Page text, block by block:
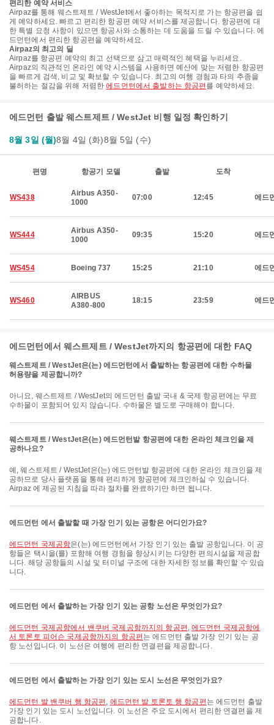
편리한 예약 서비스
Airpaz를 통해 웨스트제트 / WestJet에서 좋아하는 목적지로 가는 항공편을 쉽
게 예약하세요. 빠르고 편리한 항공편 예약 서비스를 제공합니다. 항공편에 대
한 특별 요청 사항이 있으면 항공사와 소통하는 데 도움을 드릴 수 있습니다. 에
드먼턴에서 편리한 항공편을 예약하세요.
Airpaz의 최고의 딜
Airpaz를 항공편 예약의 최고 선택으로 삼고 매력적인 혜택을 누리세요.
Airpaz의 직관적인 온라인 예약 시스템을 사용하면 예산에 맞는 저렴한 항공편
을 빠르게 검색, 비교 및 확보할 수 있습니다. 최고의 여행 경험과 타의 추종을
불허하는 절감을 위해 저렴한에드먼턴에서 출발하는 항공편 를 예약하세요.
에드먼턴 출발 웨스트제트 / WestJet 비행 일정 확인하기
8월 3일 (월)8월 4일 (화)8월 5일 (수)
편명 항공기 모델 출발 도착
WS438
Airbus A350-
1000
07:00 12:45 에드
WS444
Airbus A350-
1000
09:35 15:20 에드
WS454 Boeing 737 15:25 21:10 에드
WS460
AIRBUS
A380-800
18:15 23:59 에드
에드먼턴에서 웨스트제트 / WestJet까지의 항공편에 대한 FAQ
웨스트제트 / WestJet은(는) 에드먼턴에서 출발하는 항공편에 대한 수하물
허용량을 제공합니까?
아니요, 웨스트제트 / WestJet의 에드먼턴 출발 국내 & 국제 항공편에는 무료
수하물이 포함되어 있지 않습니다. 수하물은 별도로 구매해야 합니다.
웨스트제트 / WestJet은(는) 에드먼턴발 항공편에 대한 온라인 체크인을 제
공하나요?
예, 웨스트제트 / WestJet은(는) 에드먼턴발 항공편에 대한 온라인 체크인을 제
공하므로 당사 플랫폼을 통해 편리하게 항공편에 체크인하실 수 있습니다.
Airpaz 에 제공된 지침을 따라 절차를 완료하기만 하면 됩니다.
에드먼턴 에서 출발할 때 가장 인기 있는 공항은 어디인가요?
에드먼턴 국제공항은(는) 에드먼턴에서 가장 인기 있는 출발 공항입니다. 이 공
항들은 택시을(를) 포함해 여행 경험을 향상시키는 다양한 편의시설을 제공합
니다. 해당 공항들의 시설 및 터미널 구조에 대한 자세한 정보를 확인할 수 있습
니다.
에드먼턴 에서 출발하는 가장 인기 있는 공항 노선은 무엇인가요?
에드먼턴 국제공항에서 밴쿠버 국제공항까지의 항공편 ,에드먼턴 국제공항에
서 토론토 피어슨 국제공항까지의 항공편 는 에드먼턴 출발 가장 인기 있는 공
항 노선입니다. 이 노선은 여행에 편리한 연결편을 제공합니다.
에드먼턴 에서 출발하는 가장 인기 있는 도시 노선은 무엇인가요?
에드먼턴 발 밴쿠버 행 항공편 , 에드먼턴 발 토론토 행 항공편 는 에드먼턴 출발
가장 인기 있는 도시 노선입니다. 이 노선은 주요 도시에서 편리한 연결편을 제
공합니다.